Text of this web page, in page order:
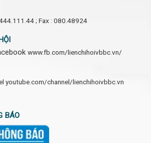
; Fax : 080.48924
www.fb.com/lienchihoivbbc.vn/
youtube.com/channel/lienchihoivbbc.vn
BÁO